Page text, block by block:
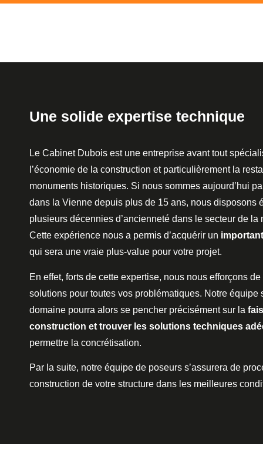
Une solide expertise technique
Le Cabinet Dubois est une entreprise avant tout
l’économie de la construction et particulièrement la
monuments historiques. Si nous sommes aujourd’hui
dans la Vienne depuis plus de 15 ans, nous disposons
plusieurs décennies d’ancienneté dans le secteur de la
Cette expérience nous a permis d’acquérir un
qui sera une vraie plus-value pour votre projet.
En effet, forts de cette expertise, nous nous efforçons
solutions pour toutes vos problématiques. Notre équipe
domaine pourra alors se pencher précisément sur la
construction et trouver les solutions techniques
permettre la concrétisation.
Par la suite, notre équipe de poseurs s’assurera de
construction de votre structure dans les meilleures